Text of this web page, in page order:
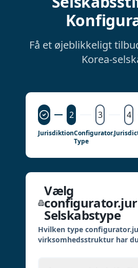
Få et øjeblikkeligt
Korea-
2 3 4
Jurisdiktion
Type
Vælg
Selskabstype
Hvilken type
virksomhedsstruktur har